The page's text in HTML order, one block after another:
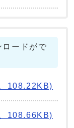
ロードがで
108.22KB)
108.66KB)